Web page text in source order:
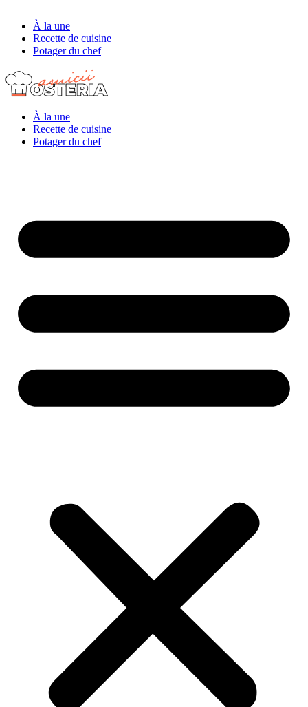
À la une
Recette de cuisine
Potager du chef
À la une
Recette de cuisine
Potager du chef